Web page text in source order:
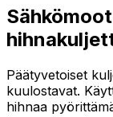
Päätyvetoiset
kuulostavat.
hihnaa